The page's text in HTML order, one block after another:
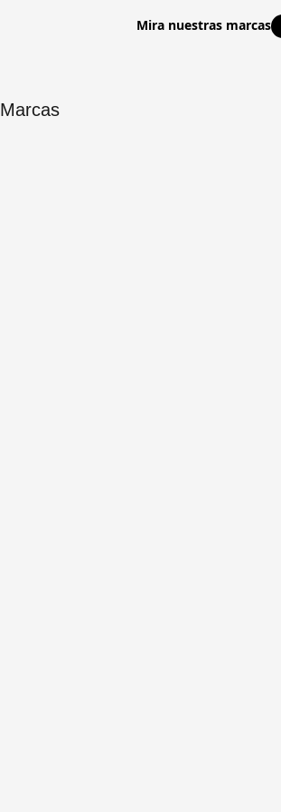
Mira nuestras marcas
Marcas